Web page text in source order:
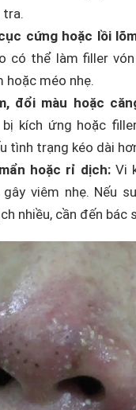
tra.
cứng hoặc lồi
có thể làm filler vón
hoặc méo nhẹ.
đổi màu hoặc
kích ứng hoặc
tình trạng kéo dài
hoặc rỉ dịch:Vi
viêm nhẹ. Nếu
nhiều, cần đến bác